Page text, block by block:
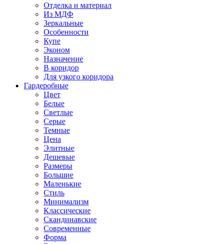
Отделка и материал
Из МДФ
Зеркальные
Особенности
Купе
Эконом
Назначение
В коридор
Для узкого коридора
Гардеробные
Цвет
Белые
Светлые
Серые
Темные
Цена
Элитные
Дешевые
Размеры
Большие
Маленькие
Стиль
Минимализм
Классические
Скандинавские
Современные
Форма